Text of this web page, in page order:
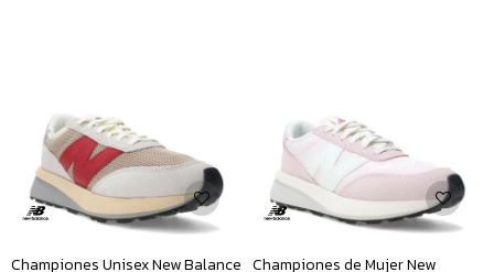
Championes Unisex New Balance Championes de Mujer New